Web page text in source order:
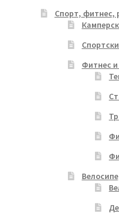
Спорт, фитнес,
Фитнес